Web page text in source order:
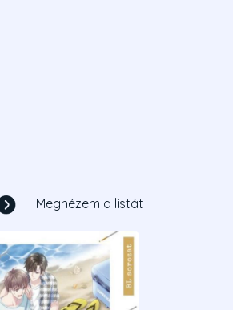
Megnézem a listát